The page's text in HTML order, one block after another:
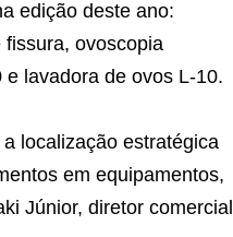
edição deste ano:
ovoscopia
lavadora de ovos L-10.
localização estratégica
em equipamentos,
Júnior, diretor comercial